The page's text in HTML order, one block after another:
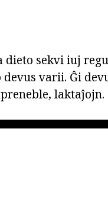
sekvi iuj
varii. Ĝi